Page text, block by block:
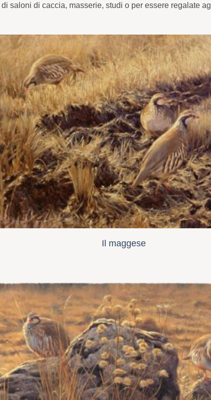
saloni di caccia, masserie, studi o per essere regalate
Il maggese